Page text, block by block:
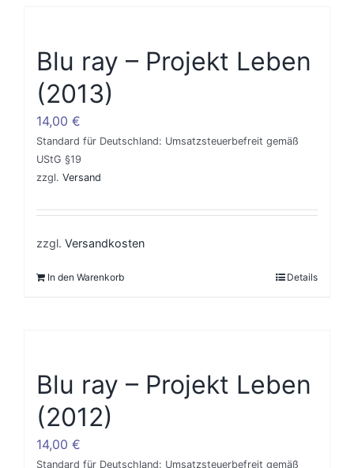
Blu ray – Projekt Leben
(2013)
14,00 €
Standard für Deutschland: Umsatzsteuerbefreit gemäß
UStG §19
zzgl. Versand
zzgl. Versandkosten
In den Warenkorb Details
Blu ray – Projekt Leben
(2012)
14,00 €
Standard für Deutschland: Umsatzsteuerbefreit gemäß